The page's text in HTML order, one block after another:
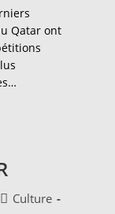
Qatar ont
PostCulture